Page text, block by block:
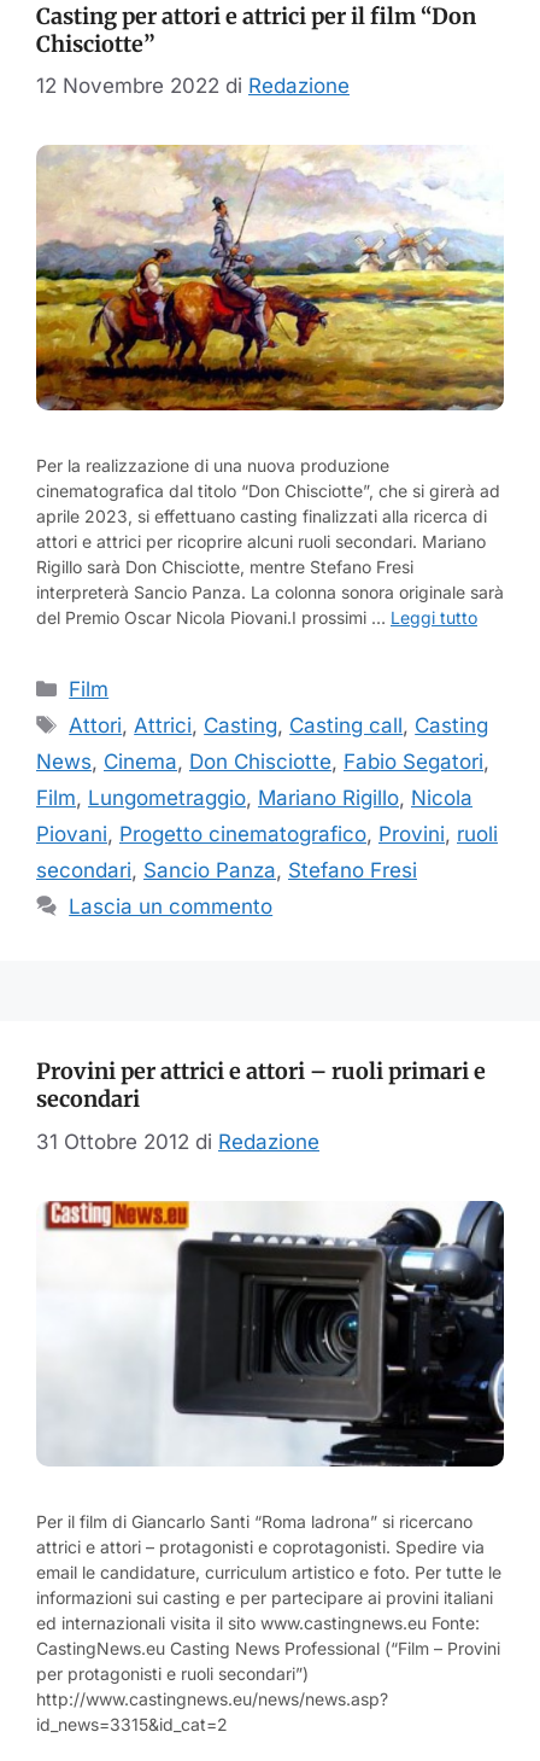
Casting per attori e attrici per il film “Don
Chisciotte”
12 Novembre 2022 di Redazione
Per la realizzazione di una nuova produzione
cinematografica dal titolo “Don Chisciotte”, che si girerà ad
aprile 2023, si effettuano casting finalizzati alla ricerca di
attori e attrici per ricoprire alcuni ruoli secondari. Mariano
Rigillo sarà Don Chisciotte, mentre Stefano Fresi
interpreterà Sancio Panza. La colonna sonora originale sarà
del Premio Oscar Nicola Piovani.I prossimi … Leggi tutto
Categorie
Film
Tag
Attori,Attrici, Casting, Casting call, Casting
News, Cinema, Don Chisciotte, Fabio Segatori,
Film, Lungometraggio, Mariano Rigillo, Nicola
Piovani, Progetto cinematografico, Provini, ruoli
secondari, Sancio Panza, Stefano Fresi
Lascia un commento
Provini per attrici e attori – ruoli primari e
secondari
31 Ottobre 2012 di Redazione
Per il film di Giancarlo Santi “Roma ladrona” si ricercano
attrici e attori – protagonisti e coprotagonisti. Spedire via
email le candidature, curriculum artistico e foto. Per tutte le
informazioni sui casting e per partecipare ai provini italiani
ed internazionali visita il sito www.castingnews.eu Fonte:
CastingNews.eu Casting News Professional (“Film – Provini
per protagonisti e ruoli secondari”)
http://www.castingnews.eu/news/news.asp?
id_news=3315&id_cat=2